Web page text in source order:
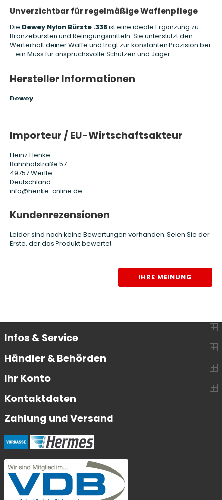
Unverzichtbar für regelmäßige Waffenpflege
Die Dewey Nylon Bürste .338ist eine ideale Ergänzung zu
Bronzebürsten und Reinigungsmitteln. Sie unterstützt den
Werterhalt deiner Waffe und trägt zur konstanten Präzision bei
– ein Muss für anspruchsvolle Schützen und Jäger.
Hersteller Informationen
Dewey
Importeur / EU-Wirtschaftsakteur
Heinz Henke
Bahnhofstraße 57
49757 Werlte
Deutschland
info@henke-online.de
Kundenrezensionen
Leider sind noch keine Bewertungen vorhanden. Seien Sie der
Erste, der das Produkt bewertet.
IHRE MEINUNG
Infos & Service
Händler & Behörden
Ihr Konto
Kontaktdaten
Zahlung und Versand